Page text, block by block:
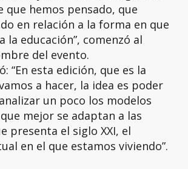
que hemos pensado, que
en relación a la forma en que
la educación”, comenzó al
del evento.
“En esta edición, que es la
a hacer, la idea es poder
un poco los modelos
mejor se adaptan a las
presenta el siglo XXI, el
en el que estamos viviendo”.